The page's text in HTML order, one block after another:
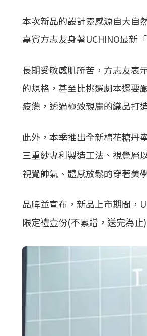
本次新品的設計靈感源自大自
嘉賓方志友身著UCHINO最新
長期受敏感肌所苦，方志友表
的規格，甚至比挑選劇本還要
疲憊，透過極致親膚的織品打
此外，本季推出全新棉花糖丹
三重紗專利製造工法、視覺層
視覺帥氣、體感放鬆的穿著美
品牌並宣布，新品上市期間，
限定禮壹份(不累贈，送完為止)